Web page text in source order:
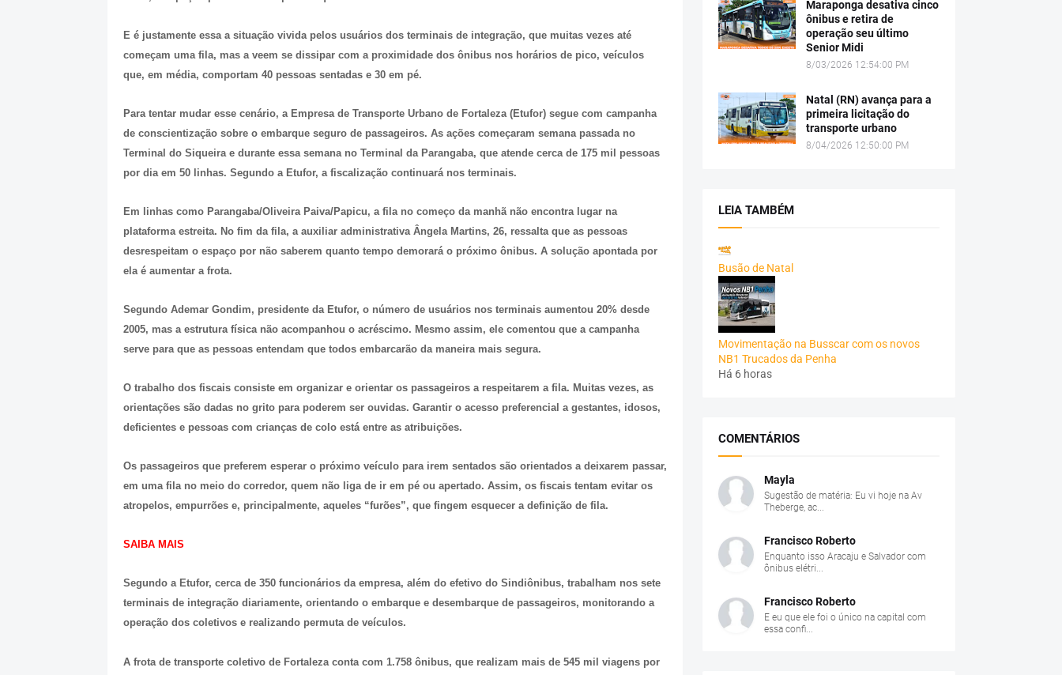
E é justamente essa a situação vivida pelos usuários dos terminais de integração, que muitas vezes até
começam uma fila, mas a veem se dissipar com a proximidade dos ônibus nos horários de pico, veículos
que, em média, comportam 40 pessoas sentadas e 30 em pé.
Para tentar mudar esse cenário, a Empresa de Transporte Urbano de Fortaleza (Etufor) segue com campanha
de conscientização sobre o embarque seguro de passageiros. As ações começaram semana passada no
Terminal do Siqueira e durante essa semana no Terminal da Parangaba, que atende cerca de 175 mil pessoas
por dia em 50 linhas. Segundo a Etufor, a fiscalização continuará nos terminais.
Em linhas como Parangaba/Oliveira Paiva/Papicu, a fila no começo da manhã não encontra lugar na
plataforma estreita. No fim da fila, a auxiliar administrativa Ângela Martins, 26, ressalta que as pessoas
desrespeitam o espaço por não saberem quanto tempo demorará o próximo ônibus. A solução apontada por
ela é aumentar a frota.
Segundo Ademar Gondim, presidente da Etufor, o número de usuários nos terminais aumentou 20% desde
2005, mas a estrutura física não acompanhou o acréscimo. Mesmo assim, ele comentou que a campanha
serve para que as pessoas entendam que todos embarcarão da maneira mais segura.
O trabalho dos fiscais consiste em organizar e orientar os passageiros a respeitarem a fila. Muitas vezes, as
orientações são dadas no grito para poderem ser ouvidas. Garantir o acesso preferencial a gestantes, idosos,
deficientes e pessoas com crianças de colo está entre as atribuições.
Os passageiros que preferem esperar o próximo veículo para irem sentados são orientados a deixarem passar,
em uma fila no meio do corredor, quem não liga de ir em pé ou apertado. Assim, os fiscais tentam evitar os
atropelos, empurrões e, principalmente, aqueles “furões”, que fingem esquecer a definição de fila.
SAIBA MAIS
Segundo a Etufor, cerca de 350 funcionários da empresa, além do efetivo do Sindiônibus, trabalham nos sete
terminais de integração diariamente, orientando o embarque e desembarque de passageiros, monitorando a
operação dos coletivos e realizando permuta de veículos.
A frota de transporte coletivo de Fortaleza conta com 1.758 ônibus, que realizam mais de 545 mil viagens por
Maraponga desativa cinco
ônibus e retira de
operação seu último
Senior Midi
8/03/2026 12:54:00 PM
Natal (RN) avança para a
primeira licitação do
transporte urbano
8/04/2026 12:50:00 PM
LEIA TAMBÉM
Busão de Natal
Movimentação na Busscar com os novos
NB1 Trucados da Penha
Há 6 horas
COMENTÁRIOS
Mayla
Sugestão de matéria: Eu vi hoje na Av
Theberge, ac...
Francisco Roberto
Enquanto isso Aracaju e Salvador com
ônibus elétri...
Francisco Roberto
E eu que ele foi o único na capital com
essa confi...